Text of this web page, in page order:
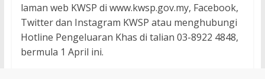
laman web KWSP di www.kwsp.gov.my, Facebook,
Twitter dan Instagram KWSP atau menghubungi
Hotline Pengeluaran Khas di talian 03-8922 4848,
bermula 1 April ini.